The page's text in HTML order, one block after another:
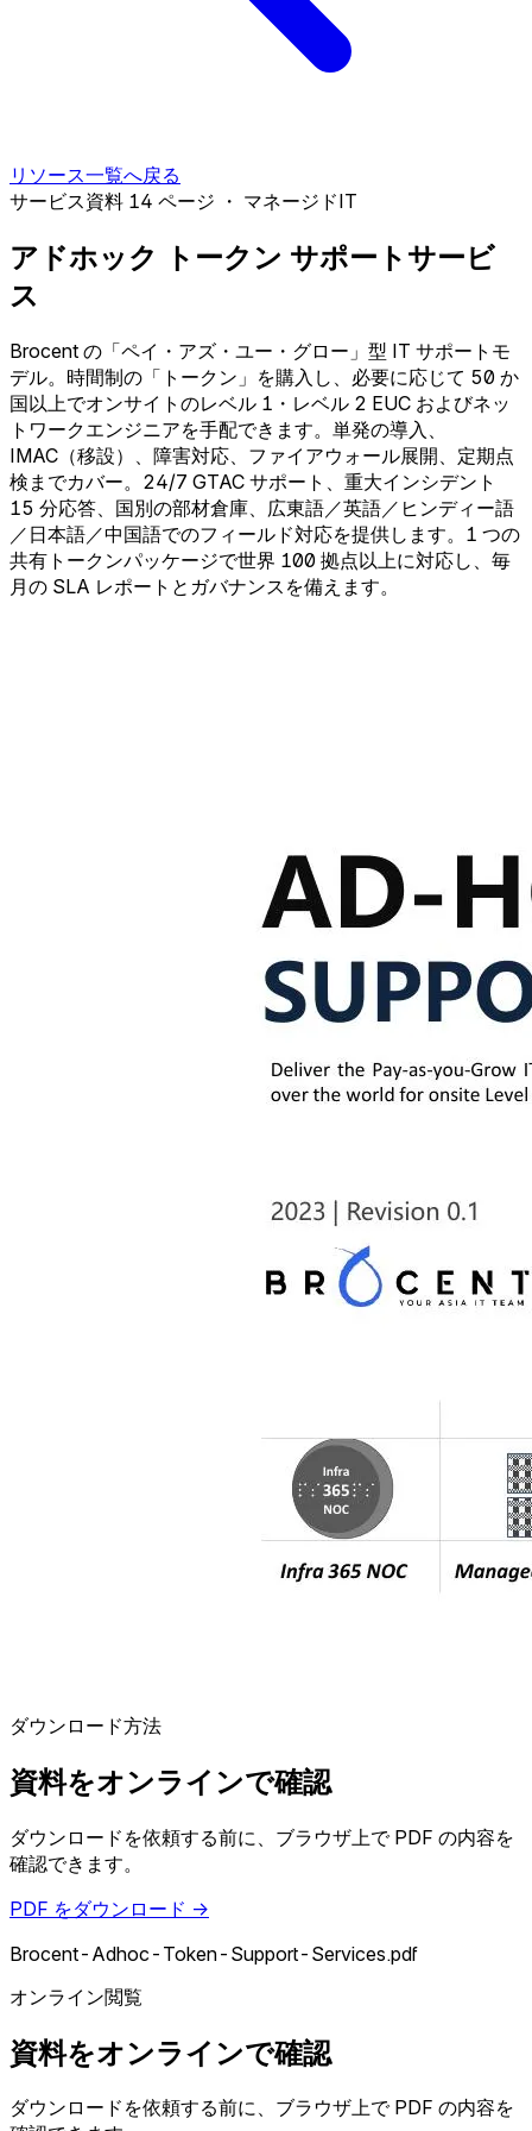
リソース一覧へ戻る
サービス資料 14 ページ ・ マネージドIT
アドホック トークン サポートサービ
ス
Brocent の「ペイ・アズ・ユー・グロー」型 IT サポートモ
デル。時間制の「トークン」を購入し、必要に応じて 50 か
国以上でオンサイトのレベル 1・レベル 2 EUC およびネッ
トワークエンジニアを手配できます。単発の導入、
IMAC（移設）、障害対応、ファイアウォール展開、定期点
検までカバー。24/7 GTAC サポート、重大インシデント
15 分応答、国別の部材倉庫、広東語／英語／ヒンディー語
／日本語／中国語でのフィールド対応を提供します。1 つの
共有トークンパッケージで世界 100 拠点以上に対応し、毎
月の SLA レポートとガバナンスを備えます。
ダウンロード方法
資料をオンラインで確認
ダウンロードを依頼する前に、ブラウザ上で PDF の内容を
確認できます。
PDF をダウンロード →
Brocent-Adhoc-Token-Support-Services.pdf
オンライン閲覧
資料をオンラインで確認
ダウンロードを依頼する前に、ブラウザ上で PDF の内容を